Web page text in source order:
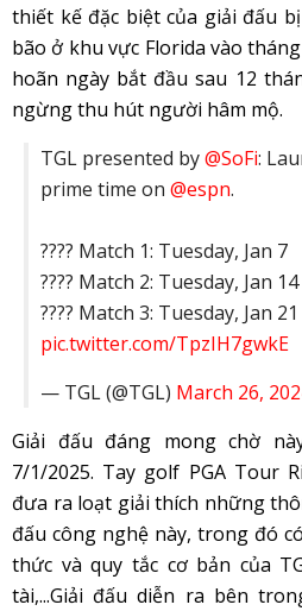
thiết kế đặc biệt của giải đấu
bão ở khu vực Florida vào
hoãn ngày bắt đầu sau 12
ngừng thu hút người hâm mộ.
TGL presented by@SoFi:
prime time on @espn.
???? Match 1: Tuesday, Jan 7
???? Match 2: Tuesday, Jan 14
???? Match 3: Tuesday, Jan 21
pic.twitter.com/TpzIH7gwkE
— TGL (@TGL) March 26,
Giải đấu đáng mong chờ
7/1/2025. Tay golf PGA Tour
đưa ra loạt giải thích những
đấu công nghệ này, trong đó
thức và quy tắc cơ bản của
tài,...Giải đấu diễn ra bên